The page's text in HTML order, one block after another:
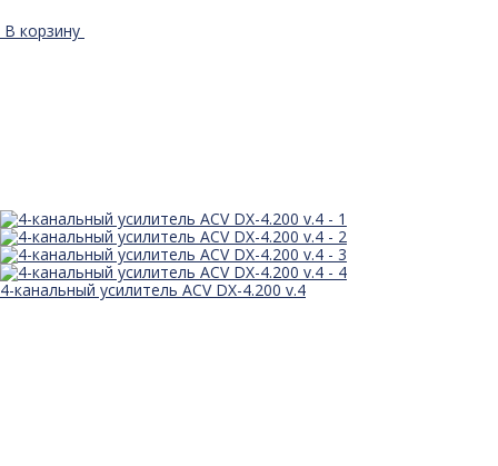
В корзину
4-канальный усилитель ACV DX-4.200 v.4